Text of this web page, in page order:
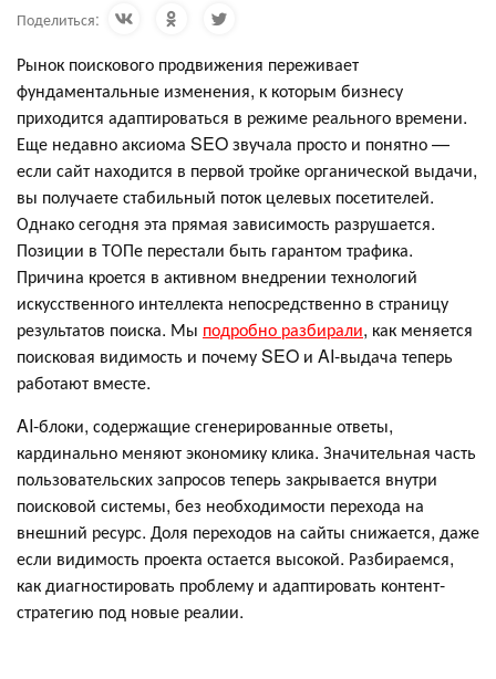
Поделиться:
Рынок поискового продвижения переживает
фундаментальные изменения, к которым бизнесу
приходится адаптироваться в режиме реального времени.
Еще недавно аксиома SEO звучала просто и понятно —
если сайт находится в первой тройке органической выдачи,
вы получаете стабильный поток целевых посетителей.
Однако сегодня эта прямая зависимость разрушается.
Позиции в ТОПе перестали быть гарантом трафика.
Причина кроется в активном внедрении технологий
искусственного интеллекта непосредственно в страницу
результатов поиска. Мы подробно разбирали, как меняется
поисковая видимость и почему SEO и AI-выдача теперь
работают вместе.
AI-блоки, содержащие сгенерированные ответы,
кардинально меняют экономику клика. Значительная часть
пользовательских запросов теперь закрывается внутри
поисковой системы, без необходимости перехода на
внешний ресурс. Доля переходов на сайты снижается, даже
если видимость проекта остается высокой. Разбираемся,
как диагностировать проблему и адаптировать контент-
стратегию под новые реалии.